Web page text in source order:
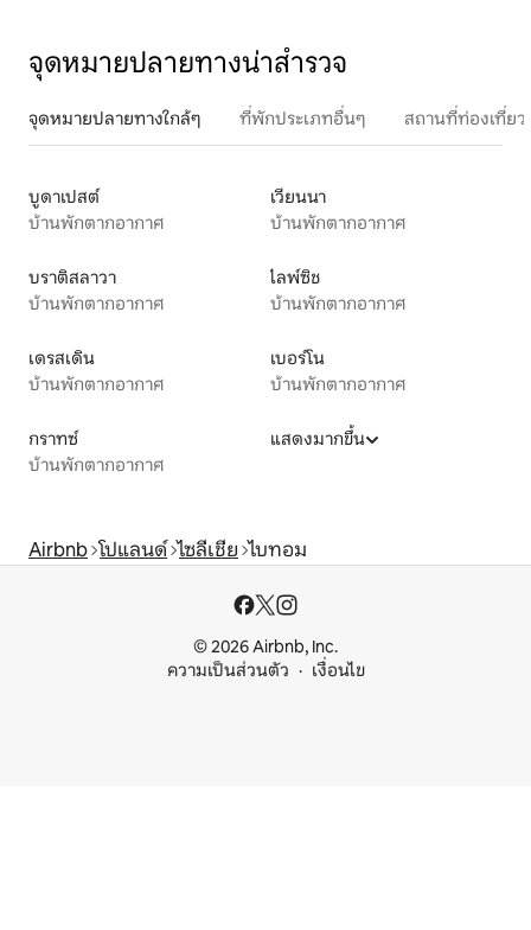
จุดหมายปลายทางน่าสำรวจ
จุดหมายปลายทางใกล้ๆ ที่พักประเภทอื่นๆ สถานที่ท่องเที่ย
บูดาเปสต์
บ้านพักตากอากาศ
เวียนนา
บ้านพักตากอากาศ
บราติสลาวา
บ้านพักตากอากาศ
ไลพ์ซิช
บ้านพักตากอากาศ
เดรสเดิน
บ้านพักตากอากาศ
เบอร์โน
บ้านพักตากอากาศ
กราทซ์
บ้านพักตากอากาศ
แสดงมากขึ้น
Airbnb โปแลนด์ ไซลีเชีย ไบทอม
© 2026 Airbnb, Inc.
ความเป็นส่วนตัว
เงื่อนไข